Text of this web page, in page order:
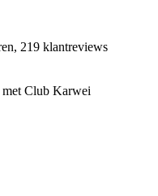
219 klantreviews
Club Karwei